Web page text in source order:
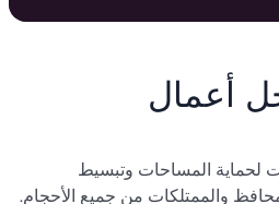
أعمال
المساحات وتبسيط
والممتلكات من جميع الأحجام.